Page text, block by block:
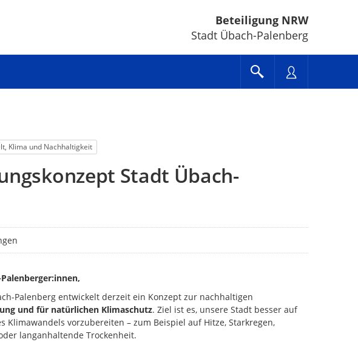
Beteiligung NRW
Stadt Übach-Palenberg
Klima und Nachhaltigkeit
Stadt Übach-
Palenberg entwickelt derzeit ein Konzept zur nachhaltigen
und für natürlichen Klimaschutz. Ziel ist es, unsere Stadt besser auf
Klimawandels vorzubereiten – zum Beispiel auf Hitze, Starkregen,
langanhaltende Trockenheit.